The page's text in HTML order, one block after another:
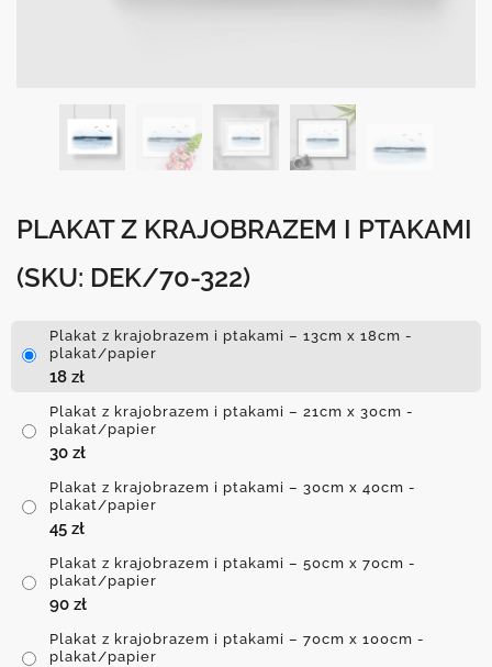
PLAKAT Z KRAJOBRAZEM I PTAKAMI
(SKU: DEK/70-322)
Plakat z krajobrazem i ptakami – 13cm x 18cm -
plakat/papier
18 zł
Plakat z krajobrazem i ptakami – 21cm x 30cm -
plakat/papier
30 zł
Plakat z krajobrazem i ptakami – 30cm x 40cm -
plakat/papier
45 zł
Plakat z krajobrazem i ptakami – 50cm x 70cm -
plakat/papier
90 zł
Plakat z krajobrazem i ptakami – 70cm x 100cm -
plakat/papier